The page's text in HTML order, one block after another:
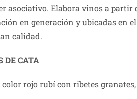
asociativo. Elabora vinos a partir
en generación y ubicadas en
calidad.
DE CATA
rojo rubí con ribetes